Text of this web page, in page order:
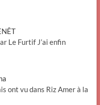
Le Furtif J’ai enfin
ont vu dans Riz Amer à la